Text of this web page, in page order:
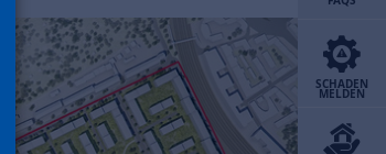
SCHADEN
MELDEN